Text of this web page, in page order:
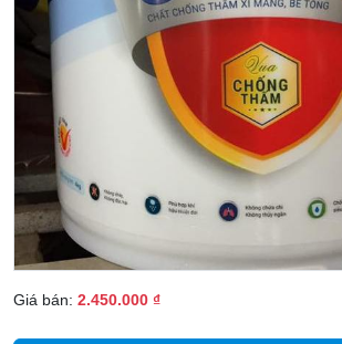
Giá bán: 2.450.000 ₫